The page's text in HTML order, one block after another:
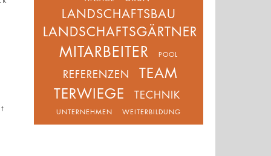
LANDSCHAFTSBAU
LANDSCHAFTSGÄRTNER
MITARBEITER POOL
REFERENZEN
TEAM
TERWIEGE
TECHNIK
UNTERNEHMEN WEITERBILDUNG